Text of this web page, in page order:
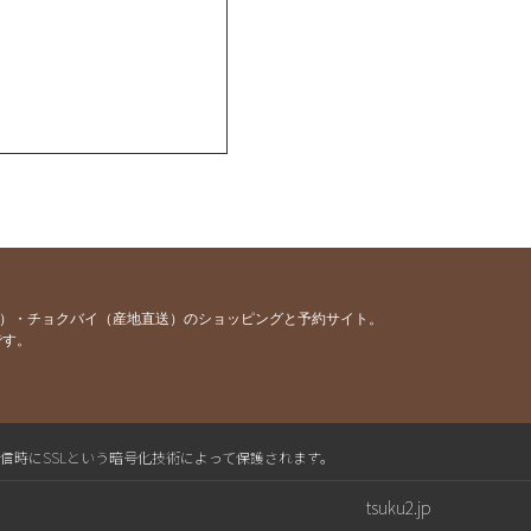
相談
チョクバイ（産地直送）のショッピングと予約サイト。
。
にSSLという暗号化技術によって保護されます。
tsuku2.jp